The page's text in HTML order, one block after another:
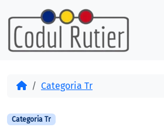
Skip to content
Skip to footer
AcasăCategoria Tr
Categoria Tr